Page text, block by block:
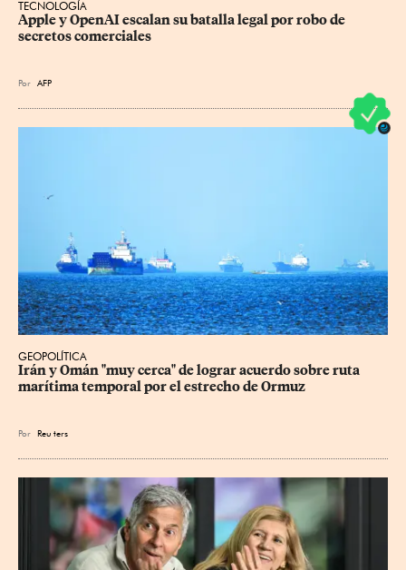
TECNOLOGÍA
Apple y OpenAI escalan su batalla legal por robo de
secretos comerciales
Por AFP
GEOPOLÍTICA
Irán y Omán "muy cerca" de lograr acuerdo sobre ruta
marítima temporal por el estrecho de Ormuz
Por Reu ters